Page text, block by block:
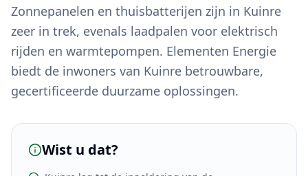
Zonnepanelen en thuisbatterijen zijn in Kuinre
zeer in trek, evenals laadpalen voor elektrisch
rijden en warmtepompen. Elementen Energie
biedt de inwoners van Kuinre betrouwbare,
gecertificeerde duurzame oplossingen.
Wist u dat?